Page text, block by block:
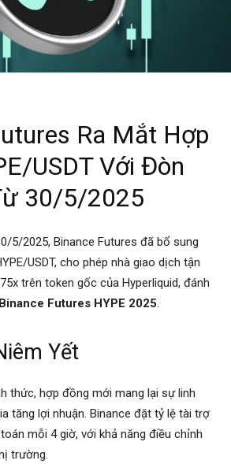
Ra Mắt Hợp
USDT Với Đòn
30/5/2025
5/2025, Binance Futures đã bổ sung
USDT, cho phép nhà giao dịch tận
trên token gốc của Hyperliquid, đánh
Binance Futures HYPE 2025.
Yết
thức, hợp đồng mới mang lại sự linh
tăng lợi nhuận. Binance đặt tỷ lệ tài trợ
mỗi 4 giờ, với khả năng điều chỉnh
trường.